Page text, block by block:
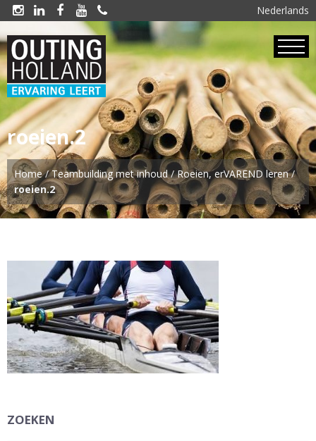
Nederlands
    
roeien.2
Home/Teambuilding met inhoud/Roeien, erVAREND leren/
roeien.2
ZOEKEN